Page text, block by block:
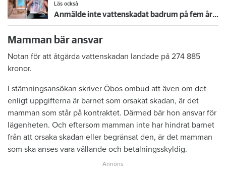
Läs också
Anmälde inte vattenskadat badrum på fem år – krävs på 125 000 kronor
Mamman bär ansvar
Notan för att åtgärda vattenskadan landade på 274 885
kronor.
I stämningsansökan skriver Öbos ombud att även om det
enligt uppgifterna är barnet som orsakat skadan, är det
mamman som står på kontraktet. Därmed bär hon ansvar för
lägenheten. Och eftersom mamman inte har hindrat barnet
från att orsaka skadan eller begränsat den, är det mamman
som ska anses vara vållande och betalningsskyldig.